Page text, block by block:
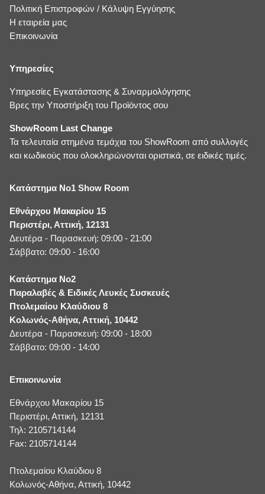
Πολιτική Επιστροφών / Κάλυψη Εγγύησης
Η εταιρεία μας
Επικοινωνία
Υπηρεσίες
Υπηρεσίες Εγκατάστασης & Συναρμολόγησης
Βρες την Υποστήριξη του Προϊόντος σου
ShowRoom Last Change
Τα τελευταία στημένα τεμάχια του ShowRoom από συλλογές
και κωδικούς που ολοκληρώνονται οριστικά, σε ειδικές τιμές.
Κατάστημα No1 Show Room
Εθνάρχου Μακαρίου 15
Περιστέρι, Αττική, 12131
Δευτέρα - Παρασκευή: 09:00 - 21:00
Σάββατο: 09:00 - 16:00
Κατάστημα No2
Παραλαβές & Ειδικές Λευκές Συσκευές
Πτολεμαίου Κλαύδιου 8
Κολωνός-Αθήνα, Αττική, 10442
Δευτέρα - Παρασκευή: 09:00 - 18:00
Σάββατο: 09:00 - 14:00
Επικοινωνία
Εθνάρχου Μακαρίου 15
Περιστέρι, Αττική, 12131
Τηλ: 2105714144
Fax: 2105714144
Πτολεμαίου Κλαύδιου 8
Κολωνός-Αθήνα, Αττική, 10442